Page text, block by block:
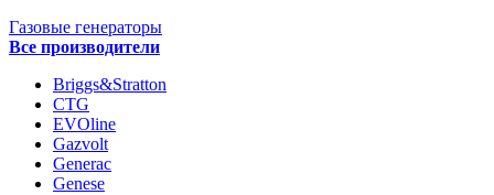
Газовые генераторы
Все производители
Briggs&Stratton
CTG
EVOline
Gazvolt
Generac
Genese